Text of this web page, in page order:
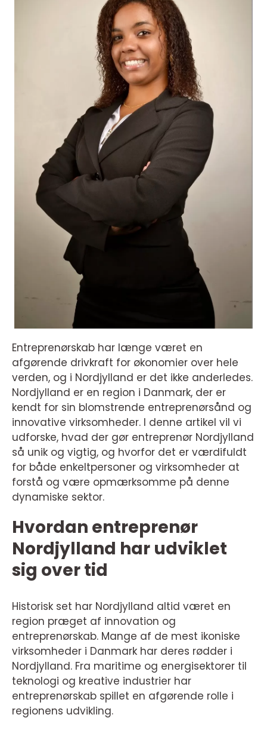
Entreprenørskab har længe været en
afgørende drivkraft for økonomier over hele
verden, og i Nordjylland er det ikke anderledes.
Nordjylland er en region i Danmark, der er
kendt for sin blomstrende entreprenørsånd og
innovative virksomheder. I denne artikel vil vi
udforske, hvad der gør entreprenør Nordjylland
så unik og vigtig, og hvorfor det er værdifuldt
for både enkeltpersoner og virksomheder at
forstå og være opmærksomme på denne
dynamiske sektor.
Hvordan entreprenør
Nordjylland har udviklet
sig over tid
Historisk set har Nordjylland altid været en
region præget af innovation og
entreprenørskab. Mange af de mest ikoniske
virksomheder i Danmark har deres rødder i
Nordjylland. Fra maritime og energisektorer til
teknologi og kreative industrier har
entreprenørskab spillet en afgørende rolle i
regionens udvikling.